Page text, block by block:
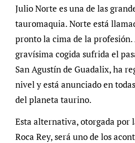
Julio Norte es una de las
tauromaquia. Norte está
pronto la cima de la profesión.
gravísima cogida sufrida el
San Agustín de Guadalix, ha
nivel y está anunciado en
del planeta taurino.
Esta alternativa, otorgada por
Roca Rey, será uno de los